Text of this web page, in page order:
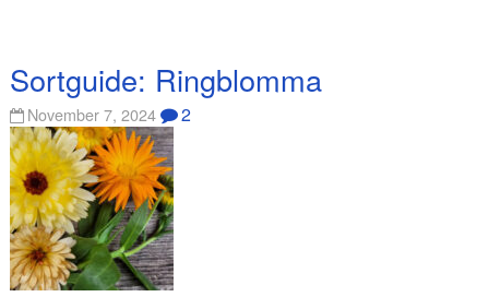
Sortguide: Ringblomma
November 7, 2024 2